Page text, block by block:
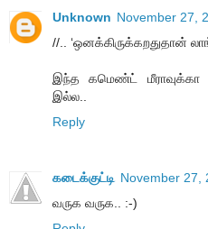
Unknown November 27,
//.. ‘ஒனக்கிருக்கறதுதான்
இந்த கமெண்ட்
இல்ல..
Reply
கடைக்குட்டி November 27,
வருக வருக.. :-)